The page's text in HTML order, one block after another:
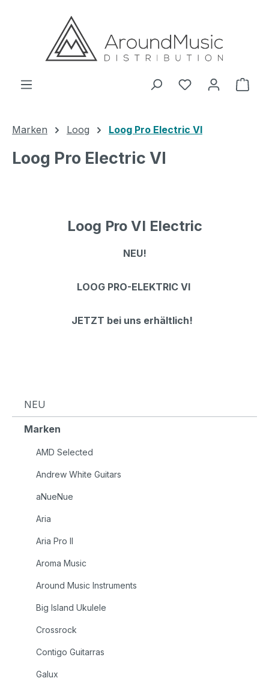
Zum Hauptinhalt springen
Marken Loog Loog Pro Electric VI
Loog Pro Electric VI
Loog Pro VI Electric
NEU!
LOOG PRO-ELEKTRIC VI
JETZT bei uns erhältlich!
NEU
Marken
AMD Selected
Andrew White Guitars
aNueNue
Aria
Aria Pro II
Aroma Music
Around Music Instruments
Big Island Ukulele
Crossrock
Contigo Guitarras
Galux